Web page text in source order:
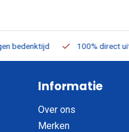
100% direct uit
Informatie
Over ons
Merken